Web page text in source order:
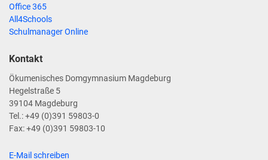
Office 365
All4Schools
Schulmanager Online
Kontakt
Ökumenisches Domgymnasium Magdeburg
Hegelstraße 5
39104 Magdeburg
Tel.: +49 (0)391 59803-0
Fax: +49 (0)391 59803-10
E-Mail schreiben